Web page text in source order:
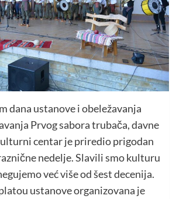
dana ustanove i obeležavanja
Prvog sabora trubača, davne
centar je priredio prigodan
nedelje. Slavili smo kulturu
već više od šest decenija.
ustanove organizovana je